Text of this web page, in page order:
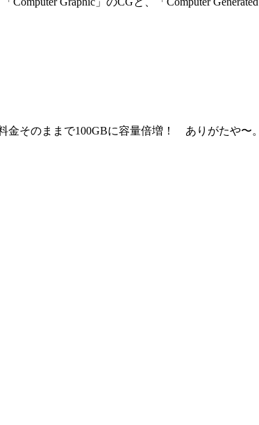
そのままで100GBに容量倍増！ ありがたや〜